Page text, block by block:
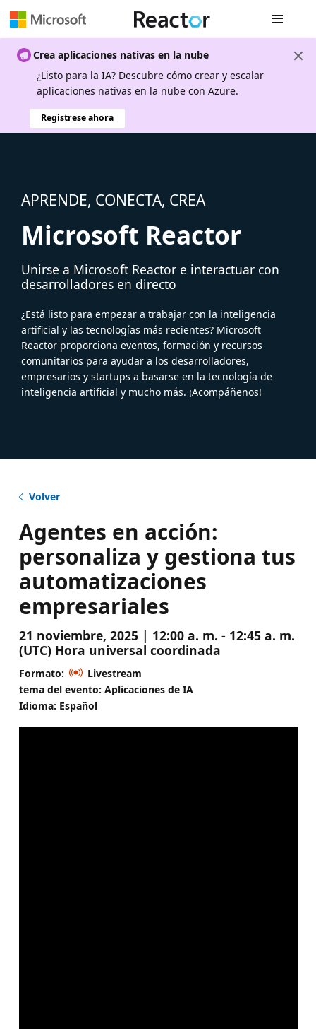
Crea aplicaciones nativas en la nube
¿Listo para la IA? Descubre cómo crear y escalar
aplicaciones nativas en la nube con Azure.
Regístrese ahora
APRENDE, CONECTA, CREA
Microsoft Reactor
Unirse a Microsoft Reactor e interactuar con
desarrolladores en directo
¿Está listo para empezar a trabajar con la inteligencia
artificial y las tecnologías más recientes? Microsoft
Reactor proporciona eventos, formación y recursos
comunitarios para ayudar a los desarrolladores,
empresarios y startups a basarse en la tecnología de
inteligencia artificial y mucho más. ¡Acompáñenos!
Volver
Agentes en acción:
personaliza y gestiona tus
automatizaciones
empresariales
21 noviembre, 2025 | 12:00 a. m. - 12:45 a. m.
(UTC) Hora universal coordinada
Formato:
Livestream
tema del evento: Aplicaciones de IA
Idioma: Español